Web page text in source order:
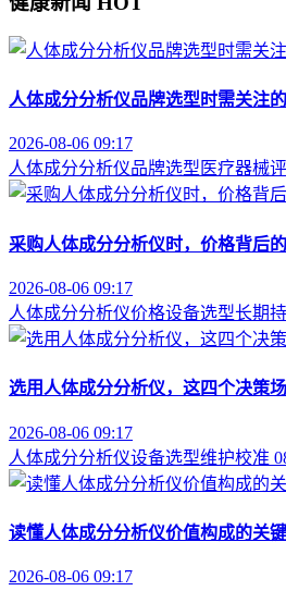
人体成分分析仪品牌选型时需关注
2026-08-06 09:17
人体成分分析仪品牌选型 医疗器械
采购人体成分分析仪时，价格背后
2026-08-06 09:17
人体成分分析仪价格设备选型长期
选用人体成分分析仪，这四个决策
2026-08-06 09:17
人体成分分析仪设备选型维护校准
读懂人体成分分析仪价值构成的关
2026-08-06 09:17